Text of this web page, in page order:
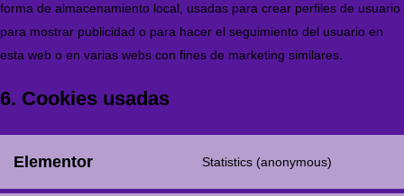
forma de almacenamiento local, usadas para crear perfiles de usuario
para mostrar publicidad o para hacer el seguimiento del usuario en
esta web o en varias webs con fines de marketing similares.
6. Cookies usadas
Elementor Statistics (anonymous)